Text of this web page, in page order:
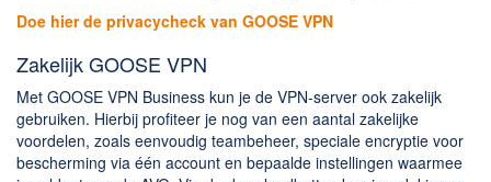
Doe hier de privacycheck van GOOSE VPN
Zakelijk GOOSE VPN
Met GOOSE VPN Business kun je de VPN-server ook zakelijk
gebruiken. Hierbij profiteer je nog van een aantal zakelijke
voordelen, zoals eenvoudig teambeheer, speciale encryptie voor
bescherming via één account en bepaalde instellingen waarmee